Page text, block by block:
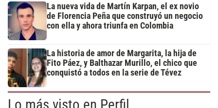
La nueva vida de Martín Karpan, el ex novio
de Florencia Peña que construyó un negocio
con ella y ahora triunfa en Colombia
La historia de amor de Margarita, la hija de
Fito Páez, y Balthazar Murillo, el chico que
conquistó a todos en la serie de Tévez
Lo más visto en Perfil